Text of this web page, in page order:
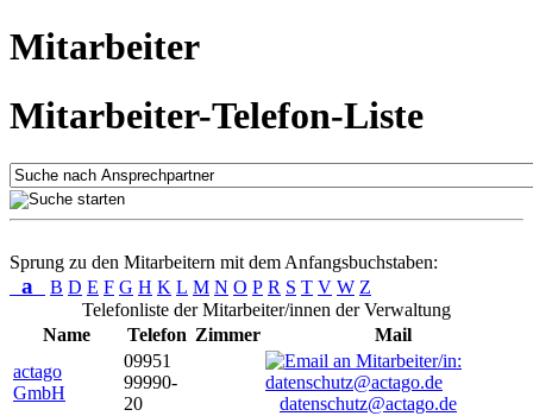
Mitarbeiter
Mitarbeiter-Telefon-Liste
Sprung zu den Mitarbeitern mit dem Anfangsbuchstaben:
a B D E F G H K L M N O P R S T V W Z
Telefonliste der Mitarbeiter/innen der Verwaltung
Name
Telefon Zimmer
Mail
actago
GmbH
09951
99990-
20
datenschutz@actago.de